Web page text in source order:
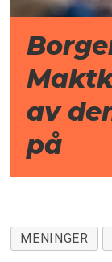
av
på
MENINGER